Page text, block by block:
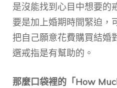
是沒能找到心目中想要的
要是加上婚期時間緊迫，
把自己願意花費購買結婚
選戒指是有幫助的。
那麼口袋裡的「How